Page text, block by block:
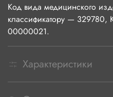
Код вида медицинского
классификатору —
00000021.
Характеристики